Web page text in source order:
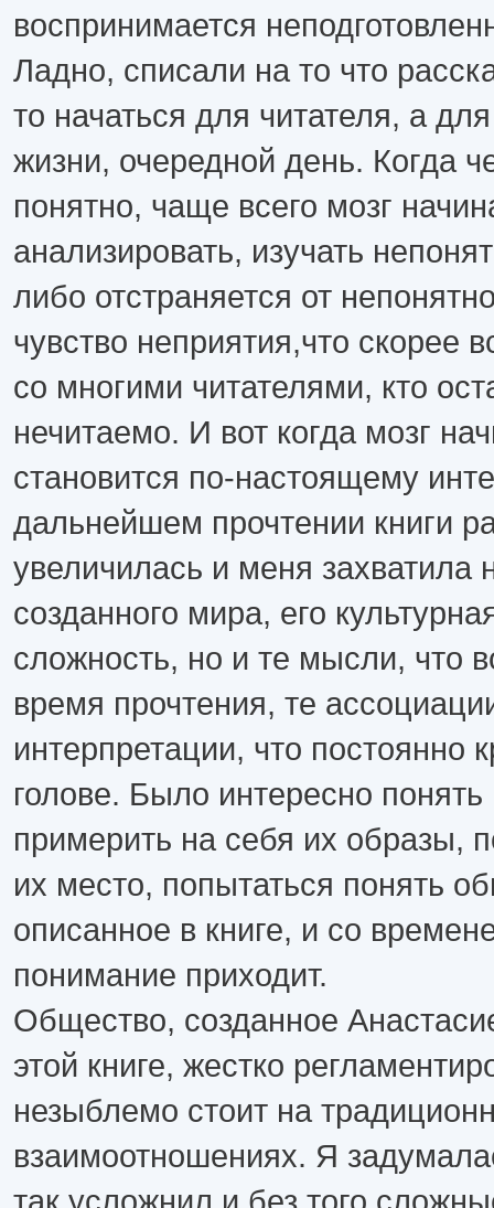
воспринимается
Ладно, списали на то что
то начаться для читателя, а
жизни, очередной день. Когда
понятно, чаще всего мозг
анализировать, изучать
либо отстраняется от
чувство неприятия,что скорее
со многими читателями, кто
нечитаемо. И вот когда мозг
становится по-настоящему
дальнейшем прочтении книги
увеличилась и меня захватила
созданного мира, его
сложность, но и те мысли, что
время прочтения, те
интерпретации, что постоянно
голове. Было интересно понять
примерить на себя их образы,
их место, попытаться понять
описанное в книге, и со
понимание приходит.
Общество, созданное
этой книге, жестко
незыблемо стоит на
взаимоотношениях. Я
так усложнил и без того